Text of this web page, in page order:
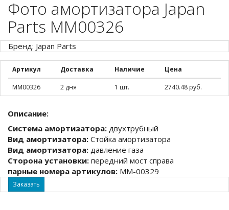
Фото амортизатора Japan
Parts MM00326
Бренд: Japan Parts
Артикул Доставка Наличие Цена
MM00326 2 дня 1 шт. 2740.48 руб.
Описание:
Система амортизатора: двухтрубный
Вид амортизатора: Стойка амортизатора
Вид амортизатора: давление газа
Сторона установки: передний мост справа
парные номера артикулов: MM-00329
Заказать